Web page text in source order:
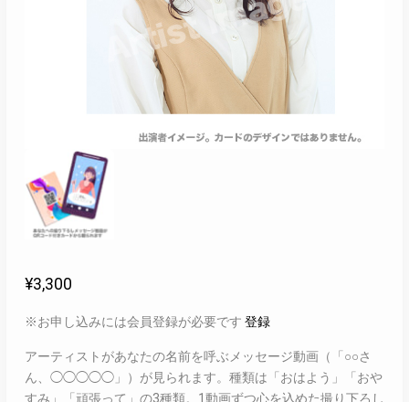
¥3,300
※お申し込みには会員登録が必要です 登録
アーティストがあなたの名前を呼ぶメッセージ動画（「○○さ
ん、◯◯◯◯◯」）が見られます。種類は「おはよう」「おや
すみ」「頑張って」の3種類。1動画ずつ心を込めた撮り下ろし